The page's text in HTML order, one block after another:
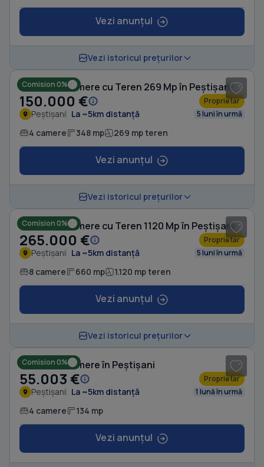
Vezi anunțul
Vezi istoricul prețurilor
Comision 0%
Casă cu 4 camere cu Teren 269 Mp în Peștișani
150.000 € Proprietar
Peștișani La ~5km distanță 5 luni în urmă
4 camere 348 mp 269 mp teren
Vezi anunțul
Vezi istoricul prețurilor
Comision 0%
Casă cu 8 camere cu Teren 1120 Mp în Peștișani
265.000 € Proprietar
Peștișani La ~5km distanță 5 luni în urmă
8 camere 660 mp 1.120 mp teren
Vezi anunțul
Vezi istoricul prețurilor
Comision 0%
Casă cu 4 camere în Peștișani
55.003 € Proprietar
Peștișani La ~5km distanță 1 lună în urmă
4 camere 134 mp
Vezi anunțul